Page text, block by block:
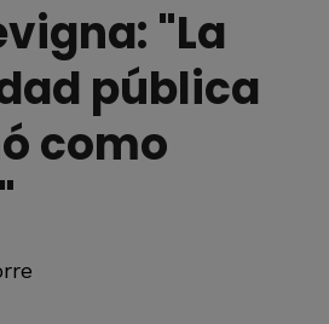
"La
pública
como